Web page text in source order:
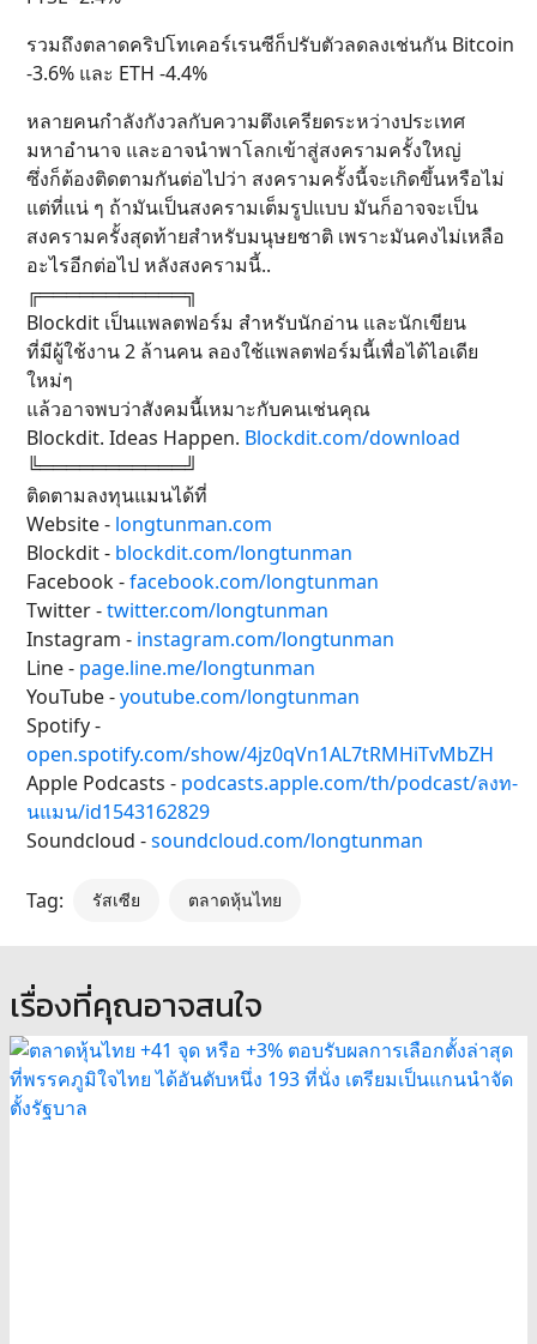
รวมถึงตลาดคริปโทเคอร์เรนซีก็ปรับตัวลดลงเช่นกัน Bitcoin
-3.6% และ ETH -4.4%
หลายคนกำลังกังวลกับความตึงเครียดระหว่างประเทศ
มหาอำนาจ และอาจนำพาโลกเข้าสู่สงครามครั้งใหญ่
ซึ่งก็ต้องติดตามกันต่อไปว่า สงครามครั้งนี้จะเกิดขึ้นหรือไม่
แต่ที่แน่ ๆ ถ้ามันเป็นสงครามเต็มรูปแบบ มันก็อาจจะเป็น
สงครามครั้งสุดท้ายสำหรับมนุษยชาติ เพราะมันคงไม่เหลือ
อะไรอีกต่อไป หลังสงครามนี้..
╔═══════════╗
Blockdit เป็นแพลตฟอร์ม สำหรับนักอ่าน และนักเขียน
ที่มีผู้ใช้งาน 2 ล้านคน ลองใช้แพลตฟอร์มนี้เพื่อได้ไอเดีย
ใหม่ๆ
แล้วอาจพบว่าสังคมนี้เหมาะกับคนเช่นคุณ
Blockdit. Ideas Happen. Blockdit.com/download
╚═══════════╝
ติดตามลงทุนแมนได้ที่
Website - longtunman.com
Blockdit - blockdit.com/longtunman
Facebook -facebook.com/longtunman
Twitter -twitter.com/longtunman
Instagram - instagram.com/longtunman
Line - page.line.me/longtunman
YouTube -youtube.com/longtunman
Spotify -
open.spotify.com/show/4jz0qVn1AL7tRMHiTvMbZH
Apple Podcasts - podcasts.apple.com/th/podcast/ลงท-
นแมน/id1543162829
Soundcloud -soundcloud.com/longtunman
Tag: รัสเซีย ตลาดหุ้นไทย
เรื่องที่คุณอาจสนใจ